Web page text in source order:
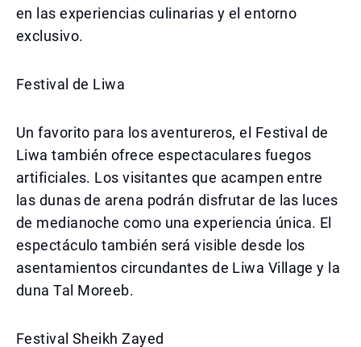
en las experiencias culinarias y el entorno
exclusivo.
Festival de Liwa
Un favorito para los aventureros, el Festival de
Liwa también ofrece espectaculares fuegos
artificiales. Los visitantes que acampen entre
las dunas de arena podrán disfrutar de las luces
de medianoche como una experiencia única. El
espectáculo también será visible desde los
asentamientos circundantes de Liwa Village y la
duna Tal Moreeb.
Festival Sheikh Zayed